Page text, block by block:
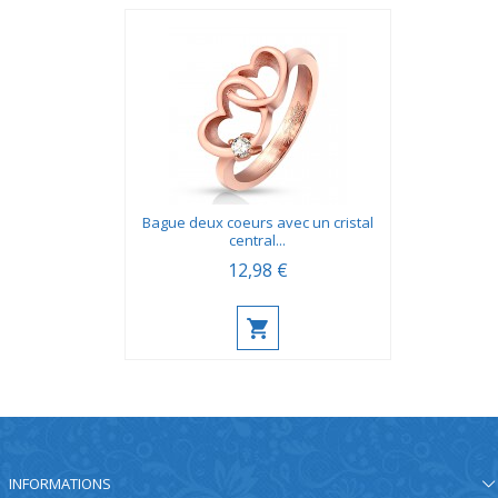
Bague deux coeurs avec un cristal
central...
12,98 €
INFORMATIONS